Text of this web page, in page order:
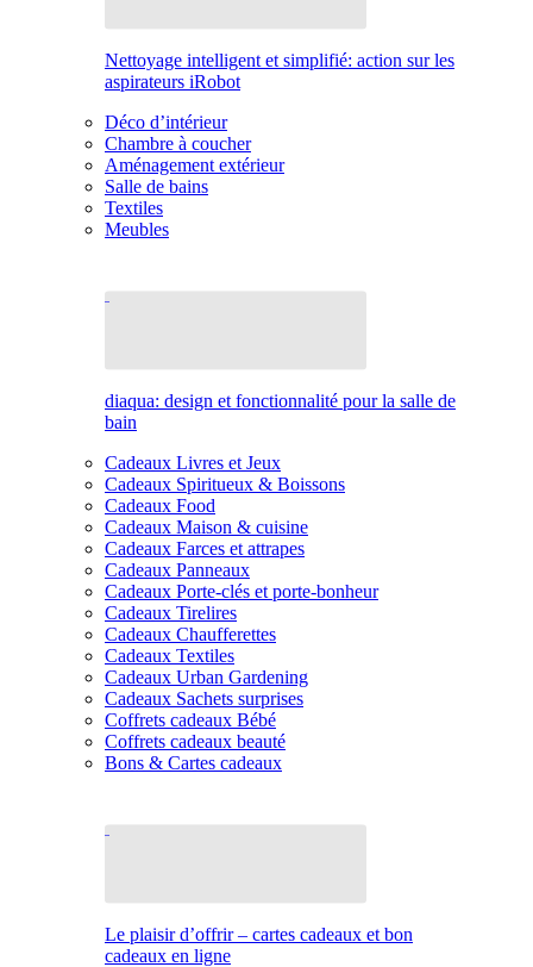
Nettoyage intelligent et simplifié: action sur les
aspirateurs iRobot
Déco d’intérieur
Chambre à coucher
Aménagement extérieur
Salle de bains
Textiles
Meubles
diaqua: design et fonctionnalité pour la salle de
bain
Cadeaux Livres et Jeux
Cadeaux Spiritueux & Boissons
Cadeaux Food
Cadeaux Maison & cuisine
Cadeaux Farces et attrapes
Cadeaux Panneaux
Cadeaux Porte-clés et porte-bonheur
Cadeaux Tirelires
Cadeaux Chaufferettes
Cadeaux Textiles
Cadeaux Urban Gardening
Cadeaux Sachets surprises
Coffrets cadeaux Bébé
Coffrets cadeaux beauté
Bons & Cartes cadeaux
Le plaisir d’offrir – cartes cadeaux et bon
cadeaux en ligne